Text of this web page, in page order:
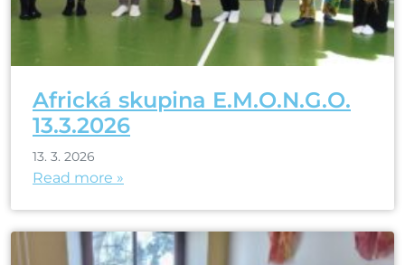
Africká skupina E.M.O.N.G.O.
13.3.2026
13. 3. 2026
Read more »